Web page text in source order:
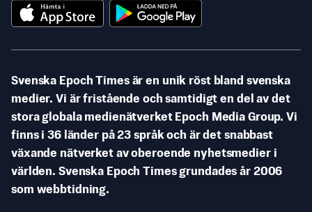
Svenska Epoch Times är en unik röst bland svenska
medier. Vi är fristående och samtidigt en del av det
stora globala medienätverket Epoch Media Group. Vi
finns i 36 länder på 23 språk och är det snabbast
växande nätverket av oberoende nyhetsmedier i
världen. Svenska Epoch Times grundades år 2006
som webbtidning.